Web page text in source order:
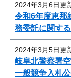
2024年3月6日更
令和6年度恵那
務委託に関す
2024年3月5日更
岐阜北警察署
一般競争入札